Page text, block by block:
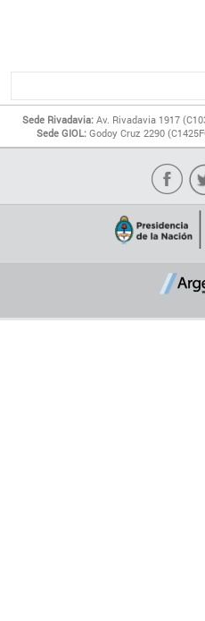
Sede Rivadavia: Av. Rivadavia 1917
Sede GIOL: Godoy Cruz 2290